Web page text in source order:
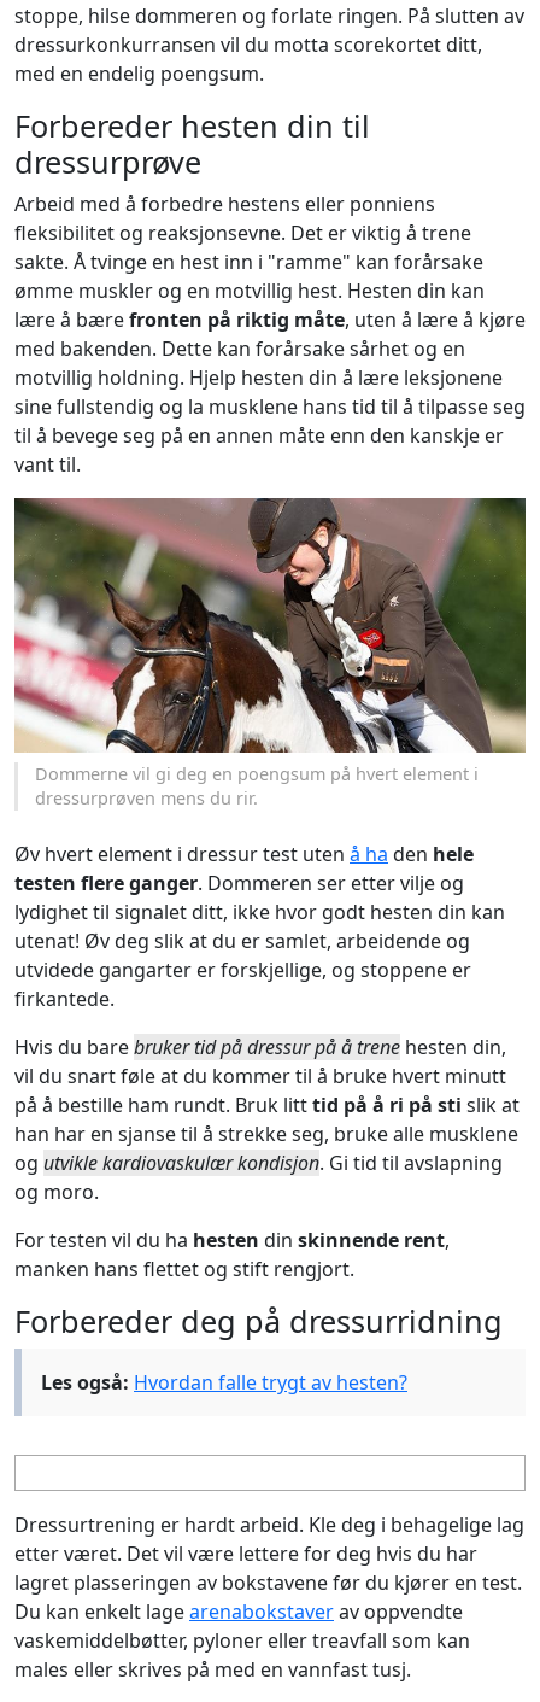
stoppe, hilse dommeren og forlate ringen. På slutten av
dressurkonkurransen vil du motta scorekortet ditt,
med en endelig poengsum.
Forbereder hesten din til
dressurprøve
Arbeid med å forbedre hestens eller ponniens
fleksibilitet og reaksjonsevne. Det er viktig å trene
sakte. Å tvinge en hest inn i "ramme" kan forårsake
ømme muskler og en motvillig hest. Hesten din kan
lære å bærefronten på riktig måte, uten å lære å kjøre
med bakenden. Dette kan forårsake sårhet og en
motvillig holdning. Hjelp hesten din å lære leksjonene
sine fullstendig og la musklene hans tid til å tilpasse seg
til å bevege seg på en annen måte enn den kanskje er
vant til.
Dommerne vil gi deg en poengsum på hvert element i
dressurprøven mens du rir.
Øv hvert element i dressur test uten å ha den hele
testen flere ganger. Dommeren ser etter vilje og
lydighet til signalet ditt, ikke hvor godt hesten din kan
utenat! Øv deg slik at du er samlet, arbeidende og
utvidede gangarter er forskjellige, og stoppene er
firkantede.
Hvis du barebruker tid på dressur på å trene hesten din,
vil du snart føle at du kommer til å bruke hvert minutt
på å bestille ham rundt. Bruk litttid på å ri på sti slik at
han har en sjanse til å strekke seg, bruke alle musklene
og utvikle kardiovaskulær kondisjon. Gi tid til avslapning
og moro.
For testen vil du ha hesten din skinnende rent,
manken hans flettet og stift rengjort.
Forbereder deg på dressurridning
Les også: Hvordan falle trygt av hesten?
Dressurtrening er hardt arbeid. Kle deg i behagelige lag
etter været. Det vil være lettere for deg hvis du har
lagret plasseringen av bokstavene før du kjører en test.
Du kan enkelt lagearenabokstaverav oppvendte
vaskemiddelbøtter, pyloner eller treavfall som kan
males eller skrives på med en vannfast tusj.